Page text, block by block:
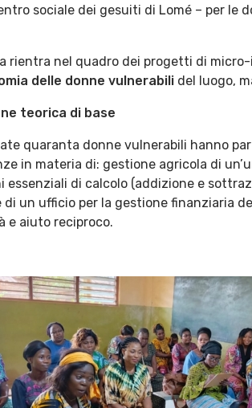
sociale dei gesuiti di Lomé – per le
rientra nel quadro dei progetti di
delle donne vulnerabili del luogo,
teorica di base
quaranta donne vulnerabili hanno
in materia di: gestione agricola di
essenziali di calcolo (addizione e
di un ufficio per la gestione finanziaria
e aiuto reciproco.